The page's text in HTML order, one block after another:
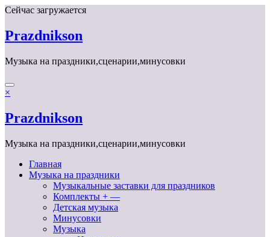
Перейти
содержимому
Сейчас загружается
Prazdnikson
Музыка на праздники,сценарии,минусовки
×
Prazdnikson
Музыка на праздники,сценарии,минусовки
Главная
Музыка на праздники
Музыкальные заставки для праздников
Комплекты + —
Детская музыка
Минусовки
Музыка